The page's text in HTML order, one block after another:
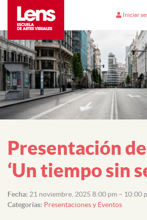
Iniciar
Presentación
‘Un tiempo sin
Fecha: 21 noviembre, 2025 8:00 pm – 10:00
Categorías: Presentaciones y Eventos